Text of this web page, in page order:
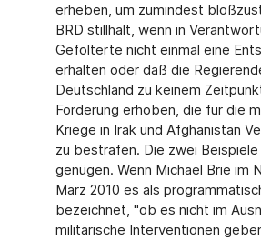
erheben, um zumindest
BRD stillhält, wenn in
Gefolterte nicht einmal eine
erhalten oder daß die
Deutschland zu keinem
Forderung erhoben, die für die
Kriege in Irak und Afghanistan
zu bestrafen. Die zwei
genügen. Wenn Michael Brie im
März 2010 es als
bezeichnet, "ob es nicht im
militärische Interventionen